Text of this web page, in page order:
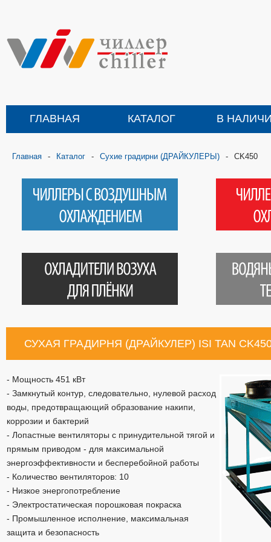
ГЛАВНАЯ КАТАЛОГ В
Главная - Каталог - Сухие градирни (ДРАЙКУЛЕРЫ) - CK450
СУХАЯ ГРАДИРНЯ (ДРАЙКУЛЕР) ISI TAN
- Мощность 451 кВт
- Замкнутый контур, следовательно, нулевой расход
воды, предотвращающий образование накипи,
коррозии и бактерий
- Лопастные вентиляторы с принудительной тягой и
прямым приводом - для максимальной
энергоэффективности и бесперебойной работы
- Количество вентиляторов: 10
- Низкое энергопотребление
- Электростатическая порошковая покраска
- Промышленное исполнение, максимальная
защита и безопасность